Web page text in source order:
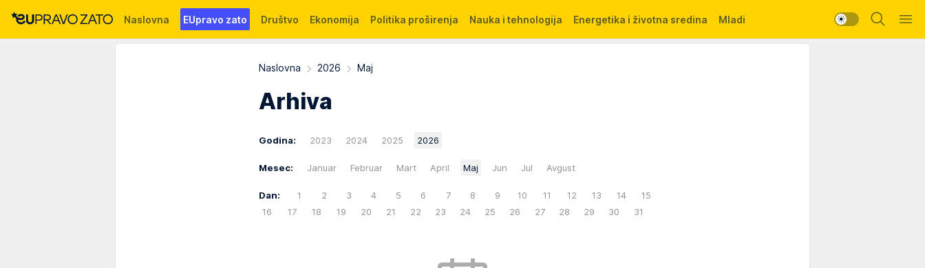
Naslovna EUpravo zato Društvo Ekonomija Politika proširenja Nauka i tehnologija Energetika i životna sredina Mladi
Naslovna
2026 Maj
Arhiva
Godina: 2023 2024 2025 2026
Mesec: Januar Februar Mart April Maj Jun Jul Avgust
Dan: 1 2 3 4 5 6 7 8 9 10 11 12 13 14
15
16
17 18 19 20 21 22 23 24 25 26 27 28 29 30 31